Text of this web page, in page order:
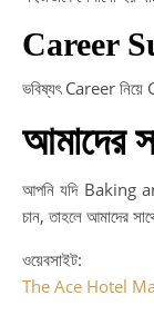
Career
ভবিষ্যৎ Career
আমাদের
আপনি যদি Baking
চান, তাহলে আমাদের
ওয়েবসাইট:
The Ace Hotel